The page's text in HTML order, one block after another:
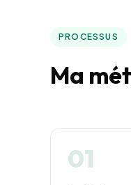
PROCESSUS
Ma
01